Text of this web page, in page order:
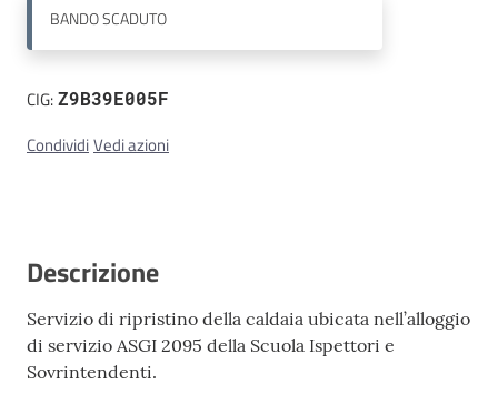
Contatti
BANDOSCADUTO
CIG:Z9B39E005F
CondividiVedi azioni
Descrizione
Servizio di ripristino della caldaia ubicata nell’alloggio
di servizio ASGI 2095 della Scuola Ispettori e
Sovrintendenti.